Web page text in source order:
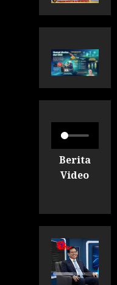
Berita
Video